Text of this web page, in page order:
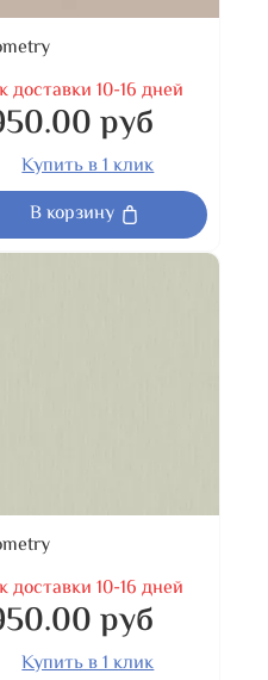
доставки 10-16 дней
руб
Купить в 1 клик
В корзину
доставки 10-16 дней
руб
Купить в 1 клик